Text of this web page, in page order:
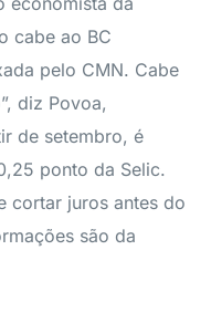
cabe ao BC
pelo CMN. Cabe
diz Povoa,
de setembro, é
ponto da Selic.
cortar juros antes do
são da